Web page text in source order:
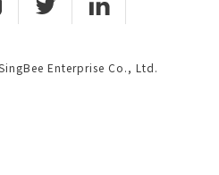
Enterprise Co., Ltd.